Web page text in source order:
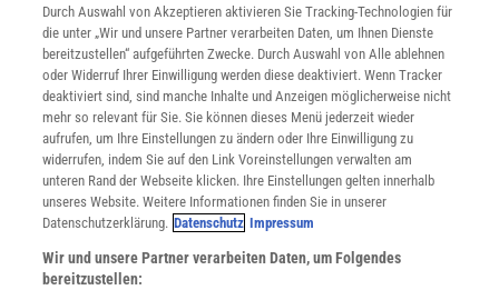
SPONSORED
PARTNERINHALTE
Anzeige
Durch Auswahl von Akzeptieren aktivieren Sie Tracking-Technologien für
die unter „Wir und unsere Partner verarbeiten Daten, um Ihnen Dienste
bereitzustellen“ aufgeführten Zwecke. Durch Auswahl von Alle ablehnen
oder Widerruf Ihrer Einwilligung werden diese deaktiviert. Wenn Tracker
deaktiviert sind, sind manche Inhalte und Anzeigen möglicherweise nicht
mehr so relevant für Sie. Sie können dieses Menü jederzeit wieder
aufrufen, um Ihre Einstellungen zu ändern oder Ihre Einwilligung zu
widerrufen, indem Sie auf den Link Voreinstellungen verwalten am
unteren Rand der Webseite klicken. Ihre Einstellungen gelten innerhalb
unseres Website. Weitere Informationen finden Sie in unserer
Datenschutzerklärung. Datenschutz Impressum
Wir und unsere Partner verarbeiten Daten, um Folgendes
bereitzustellen: